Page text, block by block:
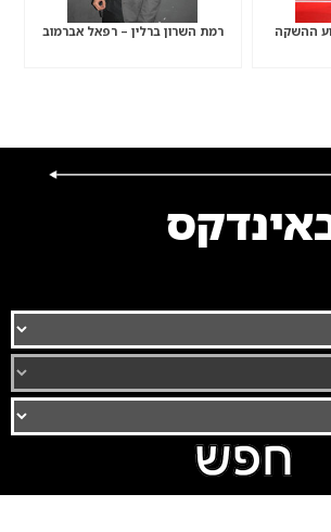
רמת השרון ברלין – רפאל אברמוב